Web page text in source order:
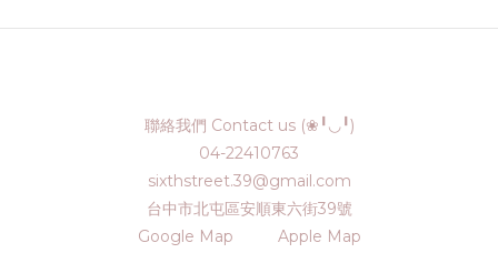
聯絡我們 Contact us (❀╹◡╹)
04-22410763
sixthstreet.39@gmail.com
台中市北屯區安順東六街39號
Google Map
Apple Map